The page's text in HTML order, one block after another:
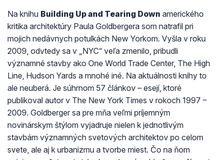
Na knihu Building Up and Tearing Down amerického
kritika architektúry Paula Goldbergera som natrafil pri
mojich nedávnych potulkách New Yorkom. Vyšla v roku
2009, odvtedy sa v „NYC“ veľa zmenilo, pribudli
významné stavby ako One World Trade Center, The High
Line, Hudson Yards a mnohé iné. Na aktuálnosti knihy to
ale neuberá. Je súhrnom 57 článkov – esejí, ktoré
publikoval autor v The New York Times v rokoch 1997 –
2009. Goldberger sa pre mňa veľmi príjemným
novinárskym štýlom vyjadruje nielen k jednotlivým
stavbám významných svetových architektov po celom
svete, ale aj k urbanizmu a tvorbe miest. Čo na ňom